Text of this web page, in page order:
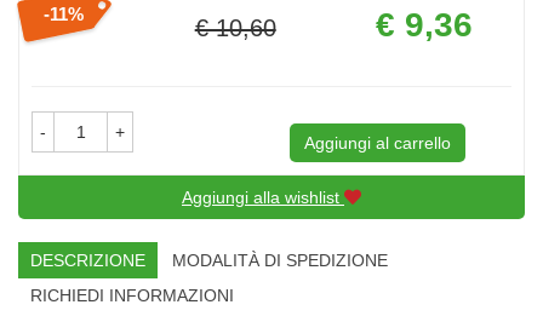
Sconto
11%
€ 10,60
Prezzo
scontato
€ 9,36
- +
Aggiungi al carrello
Aggiungi alla wishlist
DESCRIZIONE
MODALITÀ DI SPEDIZIONE
RICHIEDI INFORMAZIONI